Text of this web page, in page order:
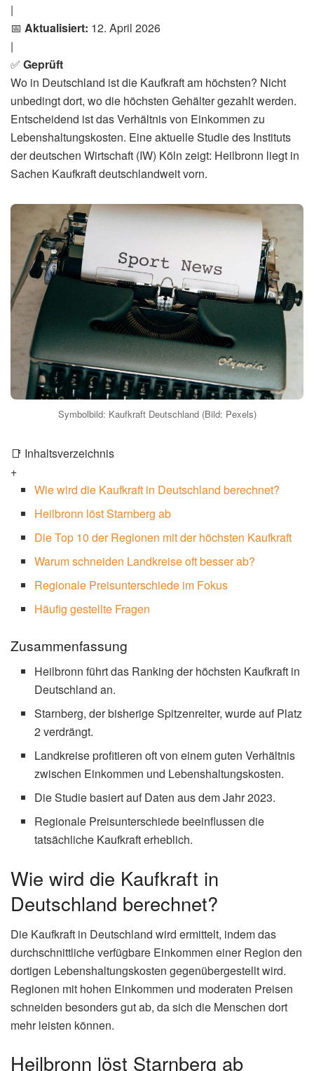
|
📅 Aktualisiert: 12. April 2026
|
✅ Geprüft
Wo in Deutschland ist die Kaufkraft am höchsten? Nicht
unbedingt dort, wo die höchsten Gehälter gezahlt werden.
Entscheidend ist das Verhältnis von Einkommen zu
Lebenshaltungskosten. Eine aktuelle Studie des Instituts
der deutschen Wirtschaft (IW) Köln zeigt: Heilbronn liegt in
Sachen Kaufkraft deutschlandweit vorn.
Symbolbild: Kaufkraft Deutschland (Bild: Pexels)
📑 Inhaltsverzeichnis
+
Wie wird die Kaufkraft in Deutschland berechnet?
Heilbronn löst Starnberg ab
Die Top 10 der Regionen mit der höchsten Kaufkraft
Warum schneiden Landkreise oft besser ab?
Regionale Preisunterschiede im Fokus
Häufig gestellte Fragen
Zusammenfassung
Heilbronn führt das Ranking der höchsten Kaufkraft in
Deutschland an.
Starnberg, der bisherige Spitzenreiter, wurde auf Platz
2 verdrängt.
Landkreise profitieren oft von einem guten Verhältnis
zwischen Einkommen und Lebenshaltungskosten.
Die Studie basiert auf Daten aus dem Jahr 2023.
Regionale Preisunterschiede beeinflussen die
tatsächliche Kaufkraft erheblich.
Wie wird die Kaufkraft in
Deutschland berechnet?
Die Kaufkraft in Deutschland wird ermittelt, indem das
durchschnittliche verfügbare Einkommen einer Region den
dortigen Lebenshaltungskosten gegenübergestellt wird.
Regionen mit hohen Einkommen und moderaten Preisen
schneiden besonders gut ab, da sich die Menschen dort
mehr leisten können.
Heilbronn löst Starnberg ab